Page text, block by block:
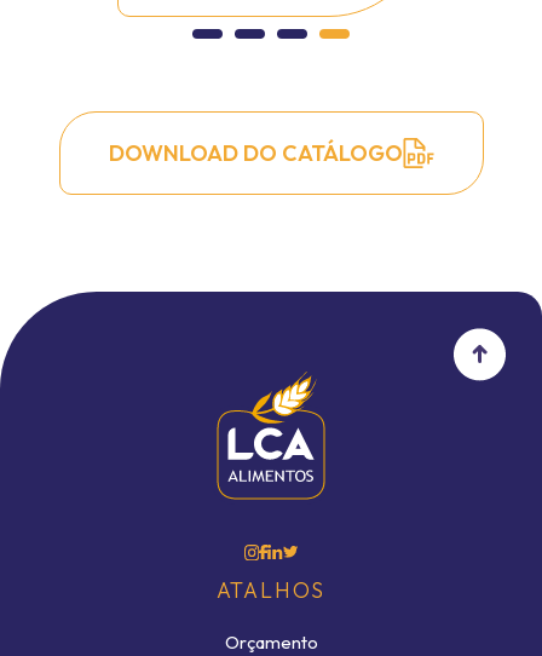
DOWNLOAD DO CATÁLOGO
ATALHOS
Orçamento